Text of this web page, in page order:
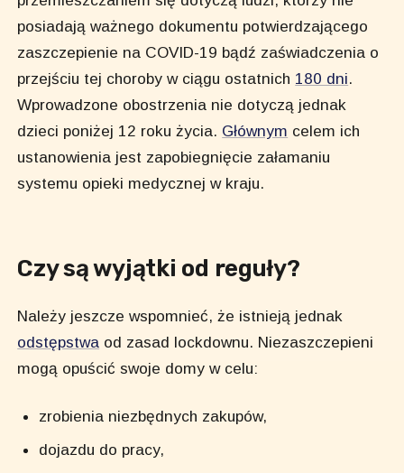
posiadają ważnego dokumentu potwierdzającego
zaszczepienie na COVID-19 bądź zaświadczenia o
przejściu tej choroby w ciągu ostatnich 180 dni.
Wprowadzone obostrzenia nie dotyczą jednak
dzieci poniżej 12 roku życia. Głównym celem ich
ustanowienia jest zapobiegnięcie załamaniu
systemu opieki medycznej w kraju.
Czy są wyjątki od reguły?
Należy jeszcze wspomnieć, że istnieją jednak
odstępstwa od zasad lockdownu. Niezaszczepieni
mogą opuścić swoje domy w celu:
zrobienia niezbędnych zakupów,
dojazdu do pracy,